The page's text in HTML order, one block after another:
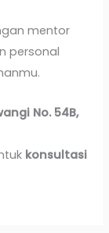
mentor
personal
No. 54B,
konsultasi